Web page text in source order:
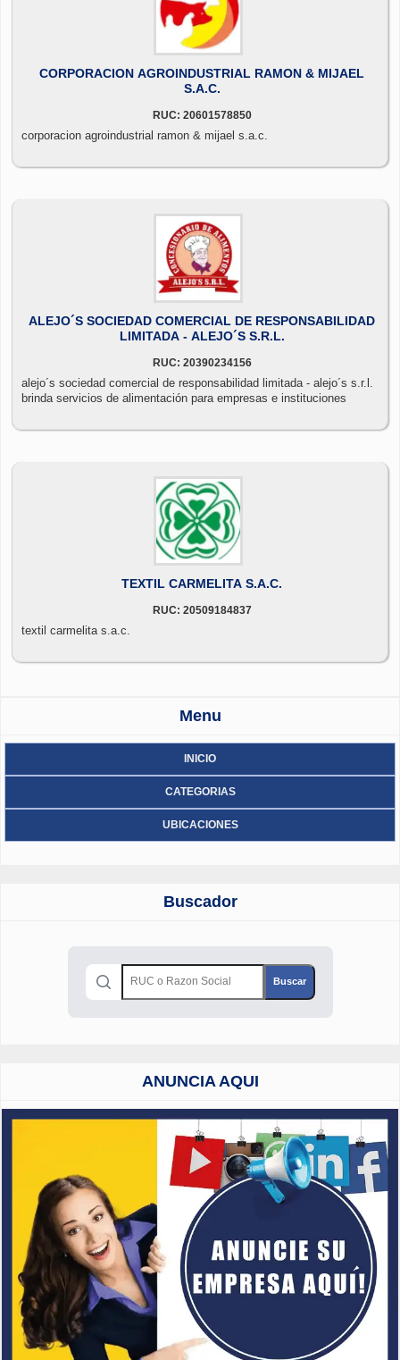
CORPORACION AGROINDUSTRIAL RAMON & MIJAEL
S.A.C.
RUC: 20601578850
corporacion agroindustrial ramon & mijael s.a.c.
ALEJO´S SOCIEDAD COMERCIAL DE RESPONSABILIDAD
LIMITADA - ALEJO´S S.R.L.
RUC: 20390234156
alejo´s sociedad comercial de responsabilidad limitada - alejo´s s.r.l.
brinda servicios de alimentación para empresas e instituciones
TEXTIL CARMELITA S.A.C.
RUC: 20509184837
textil carmelita s.a.c.
Menu
INICIO
CATEGORIAS
UBICACIONES
Buscador
ANUNCIA AQUI